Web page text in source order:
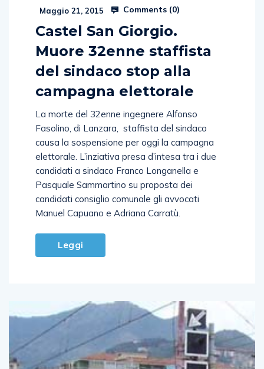
Maggio 21, 2015 Comments (0)
Castel San Giorgio.
Muore 32enne staffista
del sindaco stop alla
campagna elettorale
La morte del 32enne ingegnere Alfonso
Fasolino, di Lanzara, staffista del sindaco
causa la sospensione per oggi la campagna
elettorale. L’inziativa presa d’intesa tra i due
candidati a sindaco Franco Longanella e
Pasquale Sammartino su proposta dei
candidati consiglio comunale gli avvocati
Manuel Capuano e Adriana Carratù.
Leggi